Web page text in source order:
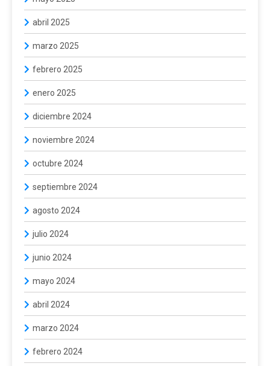
abril 2025
marzo 2025
febrero 2025
enero 2025
diciembre 2024
noviembre 2024
octubre 2024
septiembre 2024
agosto 2024
julio 2024
junio 2024
mayo 2024
abril 2024
marzo 2024
febrero 2024